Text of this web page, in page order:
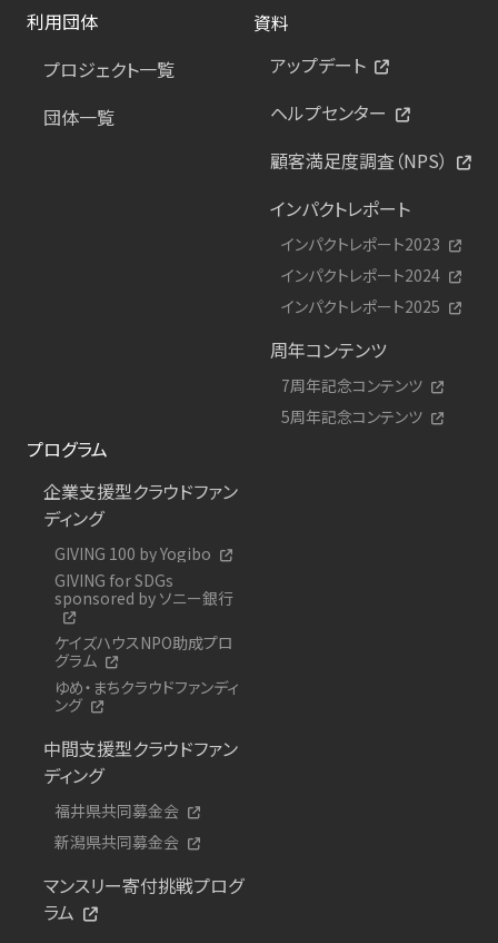
利用団体
プロジェクト一覧
団体一覧
資料
アップデート
ヘルプセンター
顧客満足度調査（NPS）
インパクトレポート
インパクトレポート2023
インパクトレポート2024
インパクトレポート2025
周年コンテンツ
7周年記念コンテンツ
5周年記念コンテンツ
プログラム
企業支援型クラウドファン
ディング
GIVING 100 by Yogibo
GIVING for SDGs
sponsored by ソニー銀行
ケイズハウスNPO助成プロ
グラム
ゆめ・まちクラウドファンディ
ング
中間支援型クラウドファン
ディング
福井県共同募金会
新潟県共同募金会
マンスリー寄付挑戦プログ
ラム